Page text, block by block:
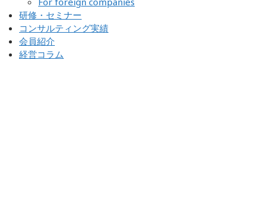
研修・セミナー
コンサルティング実績
会員紹介
経営コラム